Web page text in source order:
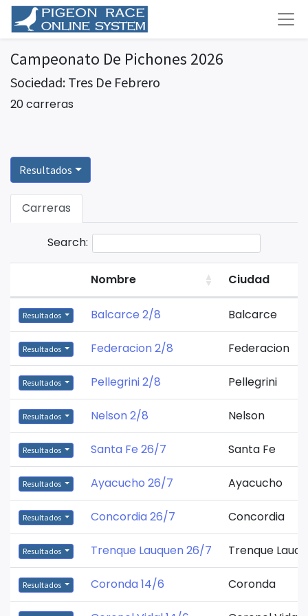
Campeonato De Pichones 2026
Sociedad: Tres De Febrero
20 carreras
Resultados
Carreras
Search:
Nombre Ciudad
Resultados Balcarce 2/8 Balcarce
Resultados Federacion 2/8 Federacion
Resultados Pellegrini 2/8 Pellegrini
Resultados Nelson 2/8 Nelson
Resultados Santa Fe 26/7 Santa Fe
Resultados Ayacucho 26/7 Ayacucho
Resultados Concordia 26/7 Concordia
Resultados Trenque Lauquen 26/7 Trenque
Resultados Coronda 14/6 Coronda